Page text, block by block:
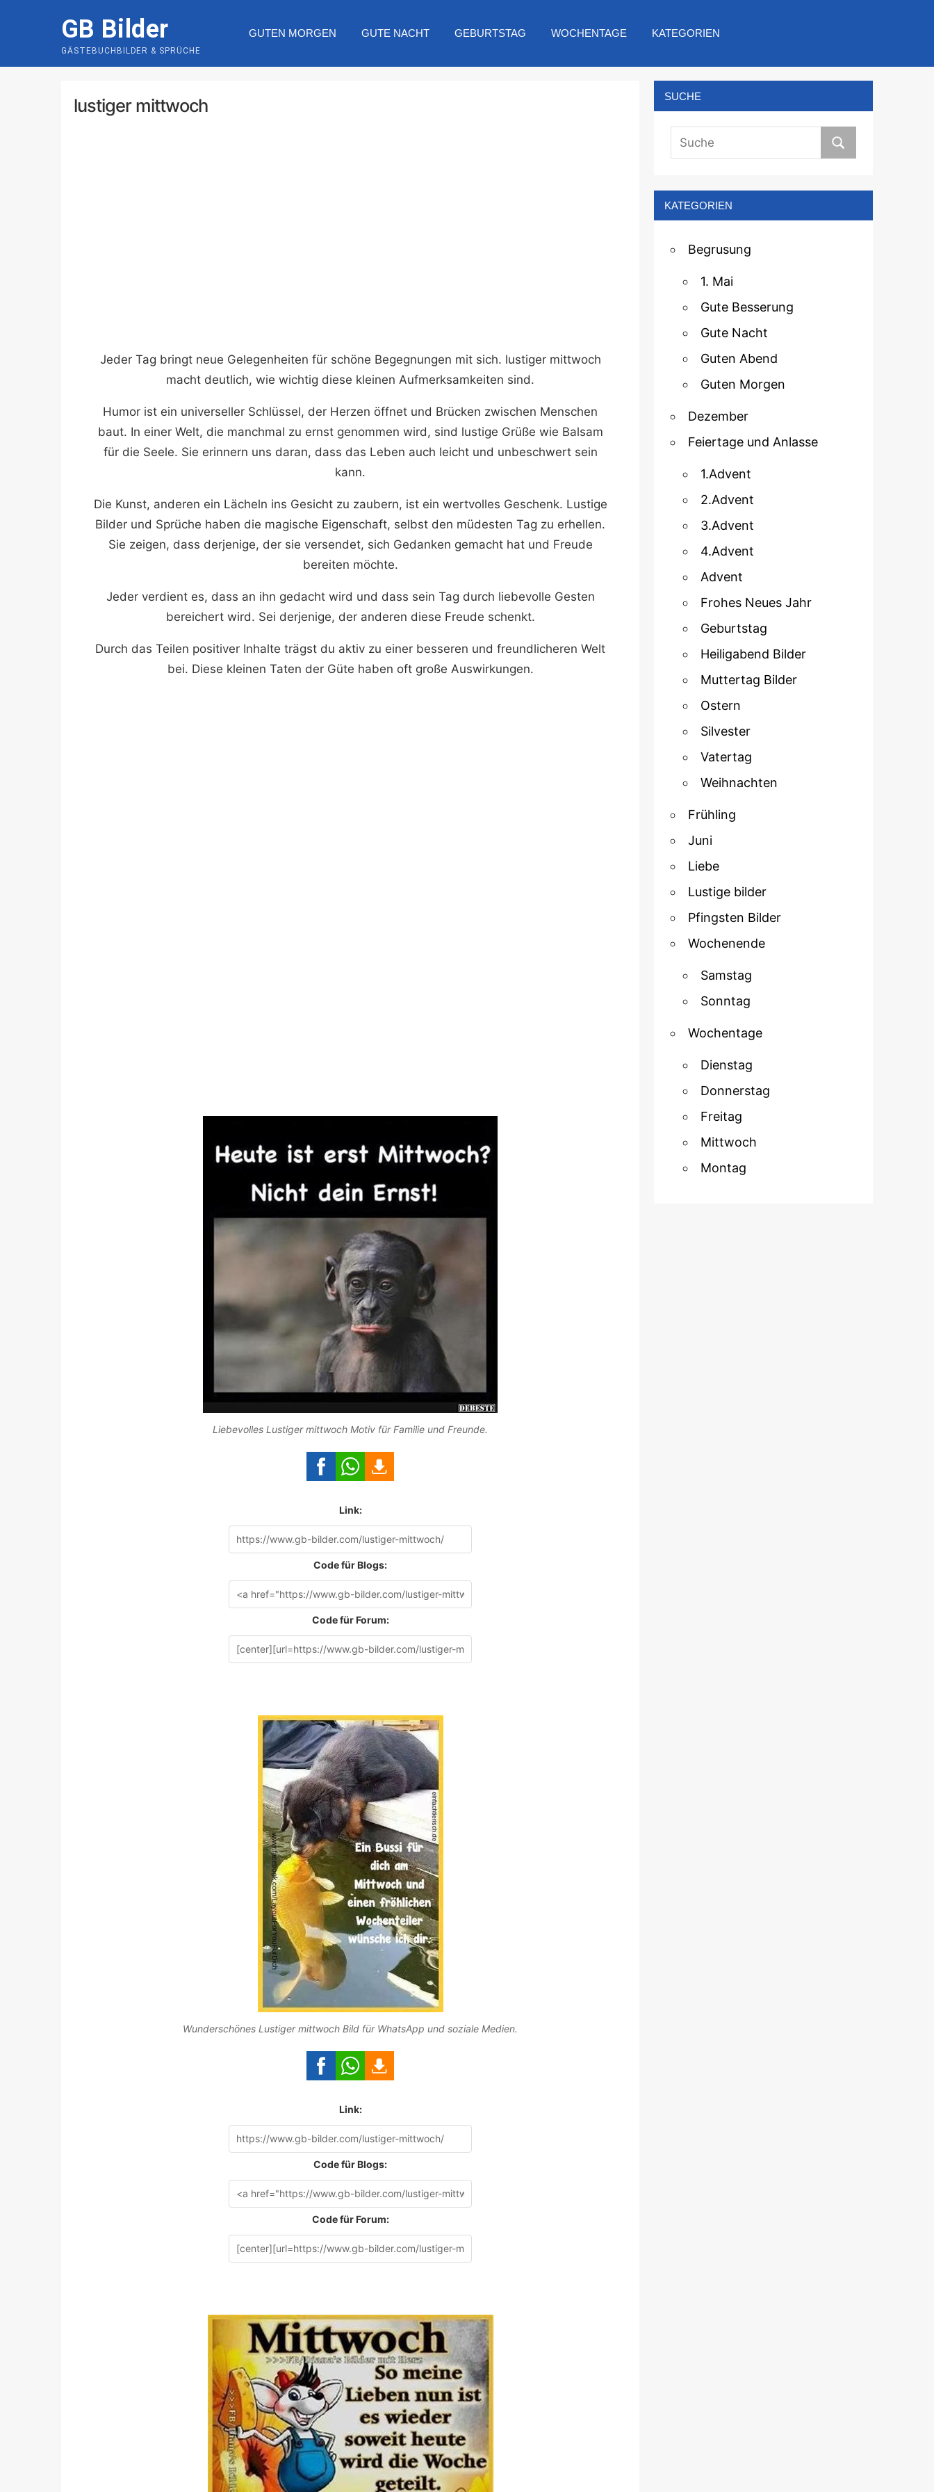
GB Bilder
GÄSTEBUCHBILDER & SPRÜCHE
GUTEN MORGEN GUTE NACHT GEBURTSTAG WOCHENTAGE KATEGORIEN
lustiger mittwoch
Jeder Tag bringt neue Gelegenheiten für schöne Begegnungen mit sich. lustiger mittwoch
macht deutlich, wie wichtig diese kleinen Aufmerksamkeiten sind.
Humor ist ein universeller Schlüssel, der Herzen öffnet und Brücken zwischen Menschen
baut. In einer Welt, die manchmal zu ernst genommen wird, sind lustige Grüße wie Balsam
für die Seele. Sie erinnern uns daran, dass das Leben auch leicht und unbeschwert sein
kann.
Die Kunst, anderen ein Lächeln ins Gesicht zu zaubern, ist ein wertvolles Geschenk. Lustige
Bilder und Sprüche haben die magische Eigenschaft, selbst den müdesten Tag zu erhellen.
Sie zeigen, dass derjenige, der sie versendet, sich Gedanken gemacht hat und Freude
bereiten möchte.
Jeder verdient es, dass an ihn gedacht wird und dass sein Tag durch liebevolle Gesten
bereichert wird. Sei derjenige, der anderen diese Freude schenkt.
Durch das Teilen positiver Inhalte trägst du aktiv zu einer besseren und freundlicheren Welt
bei. Diese kleinen Taten der Güte haben oft große Auswirkungen.
Liebevolles Lustiger mittwoch Motiv für Familie und Freunde.
Link:
Code für Blogs:
Code für Forum:
Wunderschönes Lustiger mittwoch Bild für WhatsApp und soziale Medien.
Link:
Code für Blogs:
Code für Forum:
SUCHE
KATEGORIEN
Begrusung
1. Mai
Gute Besserung
Gute Nacht
Guten Abend
Guten Morgen
Dezember
Feiertage und Anlasse
1.Advent
2.Advent
3.Advent
4.Advent
Advent
Frohes Neues Jahr
Geburtstag
Heiligabend Bilder
Muttertag Bilder
Ostern
Silvester
Vatertag
Weihnachten
Frühling
Juni
Liebe
Lustige bilder
Pfingsten Bilder
Wochenende
Samstag
Sonntag
Wochentage
Dienstag
Donnerstag
Freitag
Mittwoch
Montag